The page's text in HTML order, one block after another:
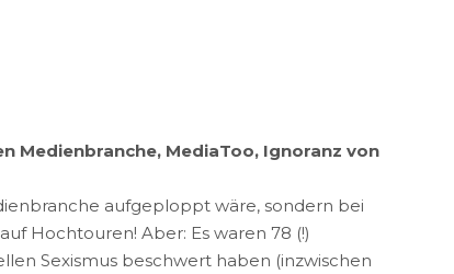
Medienbranche, MediaToo, Ignoranz von
aufgeploppt wäre, sondern bei
Hochtouren! Aber: Es waren 78 (!)
Sexismus beschwert haben (inzwischen